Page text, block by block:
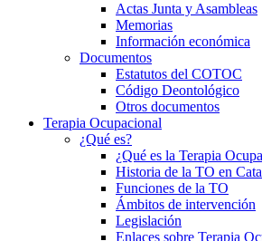
Actas Junta y Asambleas
Memorias
Información económica
Documentos
Estatutos del COTOC
Código Deontológico
Otros documentos
Terapia Ocupacional
¿Qué es?
¿Qué es la Terapia
Historia de la TO en
Funciones de la TO
Ámbitos de intervención
Legislación
Enlaces sobre Terapia